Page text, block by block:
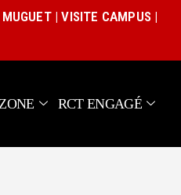
MUGUET| VISITE CAMPUS |
RCT ENGAGÉ